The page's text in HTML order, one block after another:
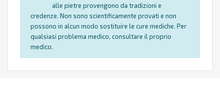
alle pietre provengono da tradizioni e
credenze. Non sono scientificamente provati e non
possono in alcun modo sostituire le cure mediche. Per
qualsiasi problema medico, consultare il proprio
medico.